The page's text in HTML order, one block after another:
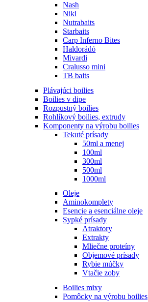
Nash
Nikl
Nutrabaits
Starbaits
Carp Inferno Bites
Haldorádó
Mivardi
Cralusso mini
TB baits
Plávajúci boilies
Boilies v dipe
Rozpustný boilies
Rohlíkový boilies, extrudy
Komponenty na výrobu boilies
Tekuté prísady
50ml a menej
100ml
300ml
500ml
1000ml
Oleje
Aminokomplety
Esencie a esenciálne oleje
Sypké prísady
Atraktory
Extrakty
Mliečne proteíny
Objemové prísady
Rybie múčky
Vtačie zoby
Boilies mixy
Pomôcky na výrobu boilies